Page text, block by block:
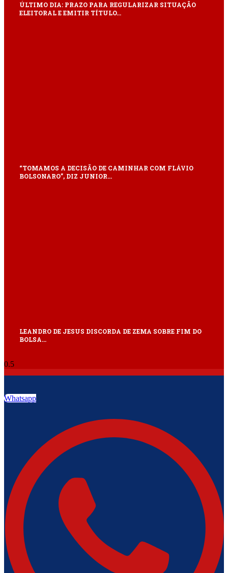
ÚLTIMO DIA: PRAZO PARA REGULARIZAR SITUAÇÃO
ELEITORAL E EMITIR TÍTULO…
“TOMAMOS A DECISÃO DE CAMINHAR COM FLÁVIO
BOLSONARO”, DIZ JUNIOR…
LEANDRO DE JESUS DISCORDA DE ZEMA SOBRE FIM DO
BOLSA…
Whatsapp